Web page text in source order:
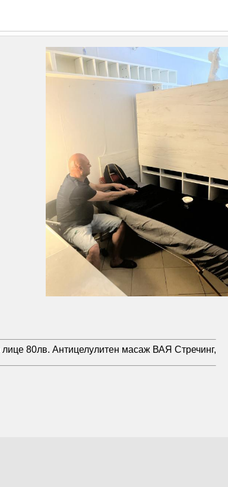
80лв. Антицелулитен масаж ВАЯ Стречинг,